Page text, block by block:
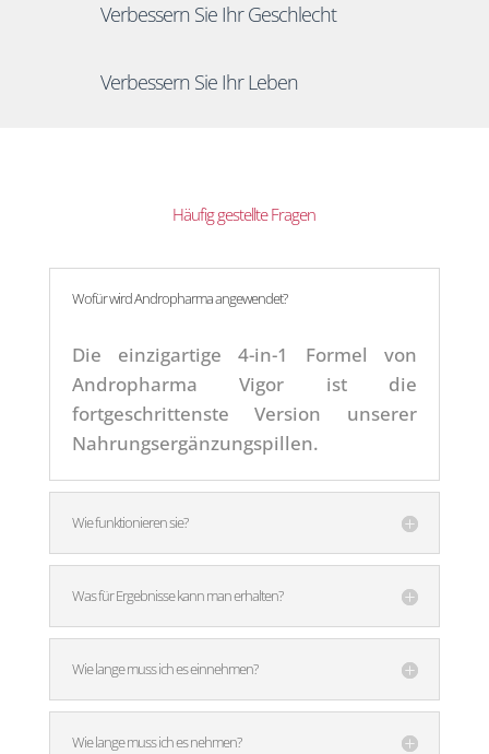
Verbessern Sie Ihr Geschlecht
Verbessern Sie Ihr Leben
Häufig gestellte Fragen
Wofür wird Andropharma angewendet?
Die einzigartige 4-in-1 Formel von
Andropharma Vigor ist die
fortgeschrittenste Version unserer
Nahrungsergänzungspillen.
Wie funktionieren sie?
Was für Ergebnisse kann man erhalten?
Wie lange muss ich es einnehmen?
Wie lange muss ich es nehmen?